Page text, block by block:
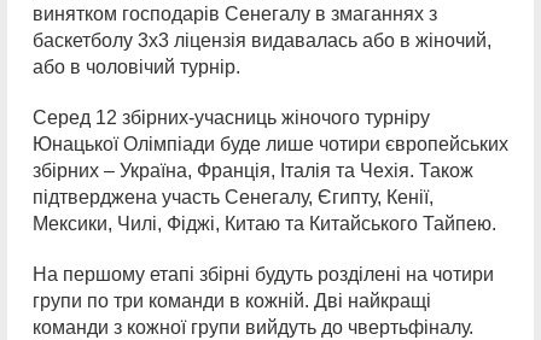
винятком господарів Сенегалу в змаганнях з
баскетболу 3х3 ліцензія видавалась або в жіночий,
або в чоловічий турнір.
Серед 12 збірних-учасниць жіночого турніру
Юнацької Олімпіади буде лише чотири європейських
збірних – Україна, Франція, Італія та Чехія. Також
підтверджена участь Сенегалу, Єгипту, Кенії,
Мексики, Чилі, Фіджі, Китаю та Китайського Тайпею.
На першому етапі збірні будуть розділені на чотири
групи по три команди в кожній. Дві найкращі
команди з кожної групи вийдуть до чвертьфіналу.